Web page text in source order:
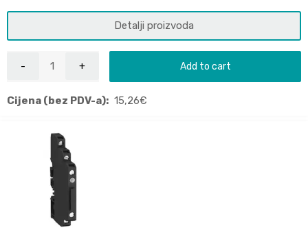
Detalji proizvoda
Add to cart
Cijena (bez PDV-a): 15,26€